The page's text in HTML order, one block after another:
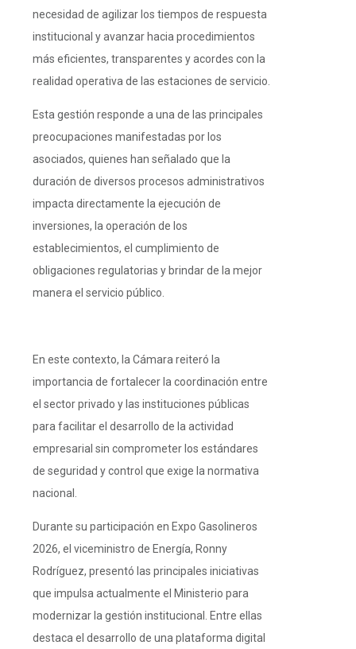
necesidad de agilizar los tiempos de respuesta
institucional y avanzar hacia procedimientos
más eficientes, transparentes y acordes con la
realidad operativa de las estaciones de servicio.
Esta gestión responde a una de las principales
preocupaciones manifestadas por los
asociados, quienes han señalado que la
duración de diversos procesos administrativos
impacta directamente la ejecución de
inversiones, la operación de los
establecimientos, el cumplimiento de
obligaciones regulatorias y brindar de la mejor
manera el servicio público.
En este contexto, la Cámara reiteró la
importancia de fortalecer la coordinación entre
el sector privado y las instituciones públicas
para facilitar el desarrollo de la actividad
empresarial sin comprometer los estándares
de seguridad y control que exige la normativa
nacional.
Durante su participación en Expo Gasolineros
2026, el viceministro de Energía, Ronny
Rodríguez, presentó las principales iniciativas
que impulsa actualmente el Ministerio para
modernizar la gestión institucional. Entre ellas
destaca el desarrollo de una plataforma digital